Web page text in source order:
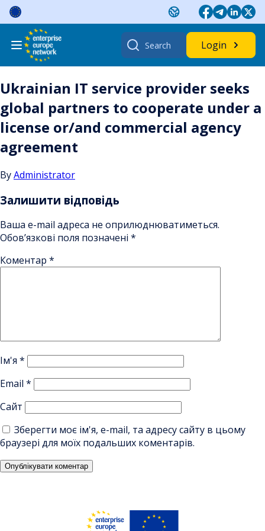
Skip
content
Search
for:
Login
Ukrainian IT service provider seeks
global partners to cooperate under a
license or/and commercial agency
agreement
ByAdministrator
Залишити відповідь
Ваша e-mail адреса не оприлюднюватиметься.
Обов’язкові поля позначені *
Коментар *
Ім'я *
Email *
Сайт
Зберегти моє ім'я, e-mail, та адресу сайту в цьому
браузері для моїх подальших коментарів.